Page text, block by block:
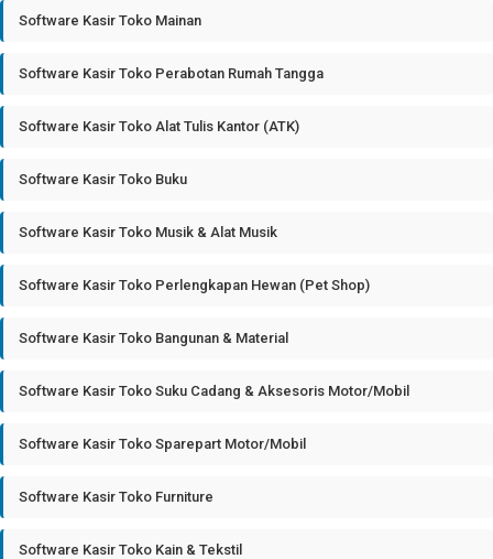
Software Kasir Toko Mainan
Software Kasir Toko Perabotan Rumah Tangga
Software Kasir Toko Alat Tulis Kantor (ATK)
Software Kasir Toko Buku
Software Kasir Toko Musik & Alat Musik
Software Kasir Toko Perlengkapan Hewan (Pet Shop)
Software Kasir Toko Bangunan & Material
Software Kasir Toko Suku Cadang & Aksesoris Motor/Mobil
Software Kasir Toko Sparepart Motor/Mobil
Software Kasir Toko Furniture
Software Kasir Toko Kain & Tekstil